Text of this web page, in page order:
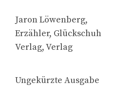
Jaron Löwenberg,
Erzähler, Glückschuh
Verlag, Verlag
Ungekürzte Ausgabe